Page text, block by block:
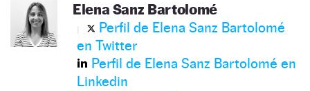
Elena Sanz Bartolomé
Perfil de Elena Sanz Bartolomé
en Twitter
Perfil de Elena Sanz Bartolomé en
Linkedin